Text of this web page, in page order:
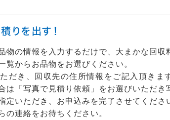
りを出す！
物の情報を入力するだけで、大まかな回収
覧からお品物をお選びください。
だき、回収先の住所情報をご記入頂きま
は「写真で見積り依頼」をお選びいただき
定いただき、お申込みを完了させてくださ
の連絡をお待ちください。